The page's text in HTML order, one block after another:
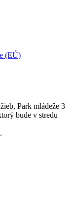
(EÚ)
Park mládeže 3
bude v stredu